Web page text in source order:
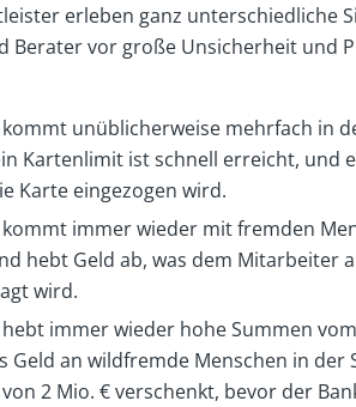
erleben ganz unterschiedliche
Berater vor große Unsicherheit und
unüblicherweise mehrfach in
Kartenlimit ist schnell erreicht, und
Karte eingezogen wird.
immer wieder mit fremden
hebt Geld ab, was dem Mitarbeiter
wird.
immer wieder hohe Summen
Geld an wildfremde Menschen in der
2 Mio. € verschenkt, bevor der